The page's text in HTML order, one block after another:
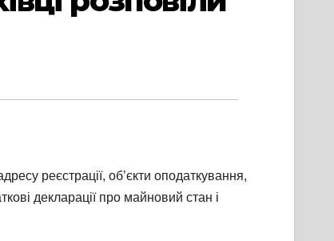
реєстрації, об’єкти оподаткування,
декларації про майновий стан і